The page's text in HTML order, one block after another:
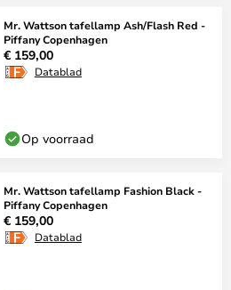
Mr. Wattson tafellamp Ash/Flash Red -
Piffany Copenhagen
€ 159,00
Datablad
Op voorraad
Mr. Wattson tafellamp Fashion Black -
Piffany Copenhagen
€ 159,00
Datablad